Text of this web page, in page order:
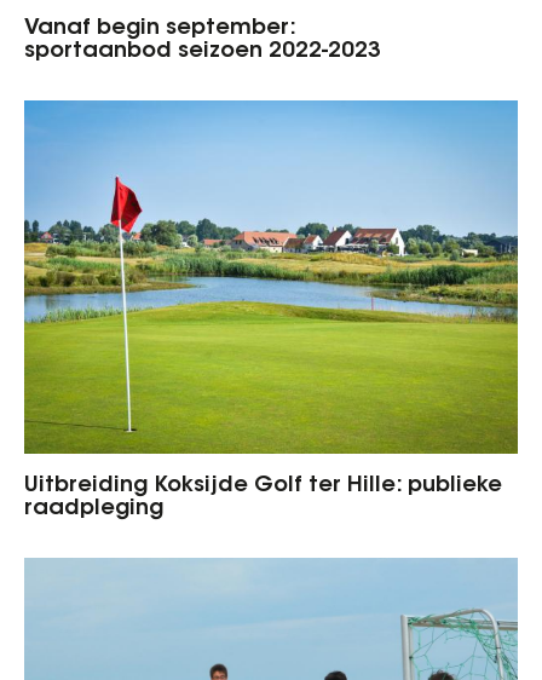
Vanaf begin september:
sportaanbod seizoen 2022-2023
Uitbreiding Koksijde Golf ter Hille: publieke
raadpleging